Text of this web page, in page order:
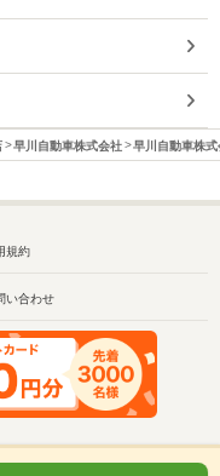
早川自動車株式会社 早川自動車株
規約
い合わせ